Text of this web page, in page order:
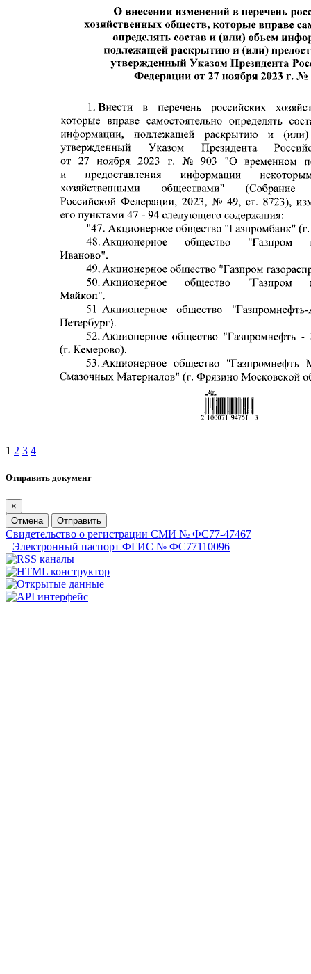
1 2 3 4
Отправить документ
×
Отмена
Отправить
Свидетельство о регистрации СМИ № ФС77-47467
Электронный паспорт ФГИС № ФС77110096